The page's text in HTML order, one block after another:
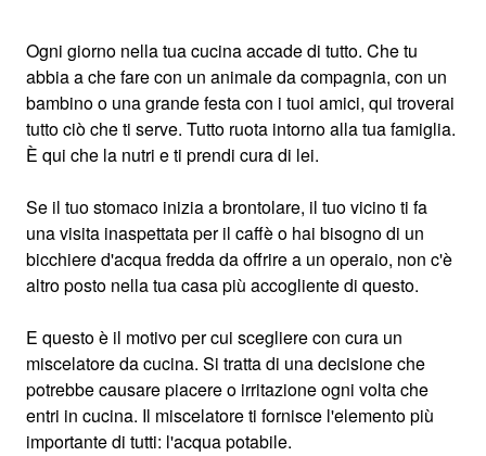
FOCUS SUL
MISCELATORE DA
CUCINA
Tutto scorre al meglio con i miscelatori
BLANCO
Ogni giorno nella tua cucina accade di tutto. Che tu
abbia a che fare con un animale da compagnia, con un
bambino o una grande festa con i tuoi amici, qui troverai
tutto ciò che ti serve. Tutto ruota intorno alla tua famiglia.
È qui che la nutri e ti prendi cura di lei.
Se il tuo stomaco inizia a brontolare, il tuo vicino ti fa
una visita inaspettata per il caffè o hai bisogno di un
bicchiere d'acqua fredda da offrire a un operaio, non c'è
altro posto nella tua casa più accogliente di questo.
E questo è il motivo per cui scegliere con cura un
miscelatore da cucina. Si tratta di una decisione che
potrebbe causare piacere o irritazione ogni volta che
entri in cucina. Il miscelatore ti fornisce l'elemento più
importante di tutti: l'acqua potabile.